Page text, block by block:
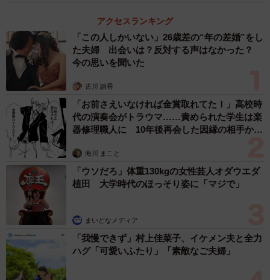
アクセスランキング
「この人しかいない」26歳差の“年の差婚”をし
た夫婦 出会いは？反対する声はなかった？
今の思いを聞いた
古川 諭香
「お前さえいなければ金賞取れてた！」高校時
代の演奏会がトラウマ……責められた学生は楽
器修理職人に 10年後再会した因縁の相手から
海川 まこと
「ウソだろ」体重130kgの女性芸人オダウエダ
植田 大学時代のほっそり姿に「マジで」
まいどなメディア
「我慢できず」村上佳菜子、イケメン夫と全力
ハグ「可愛いふたり」「素敵なご夫婦」